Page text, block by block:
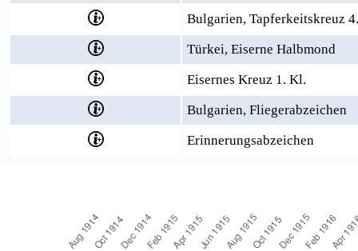
Bulgarien, Tapferkeitskreuz
Türkei, Eiserne Halbmond
Eisernes Kreuz 1. Kl.
Bulgarien, Fliegerabzeichen
Erinnerungsabzeichen